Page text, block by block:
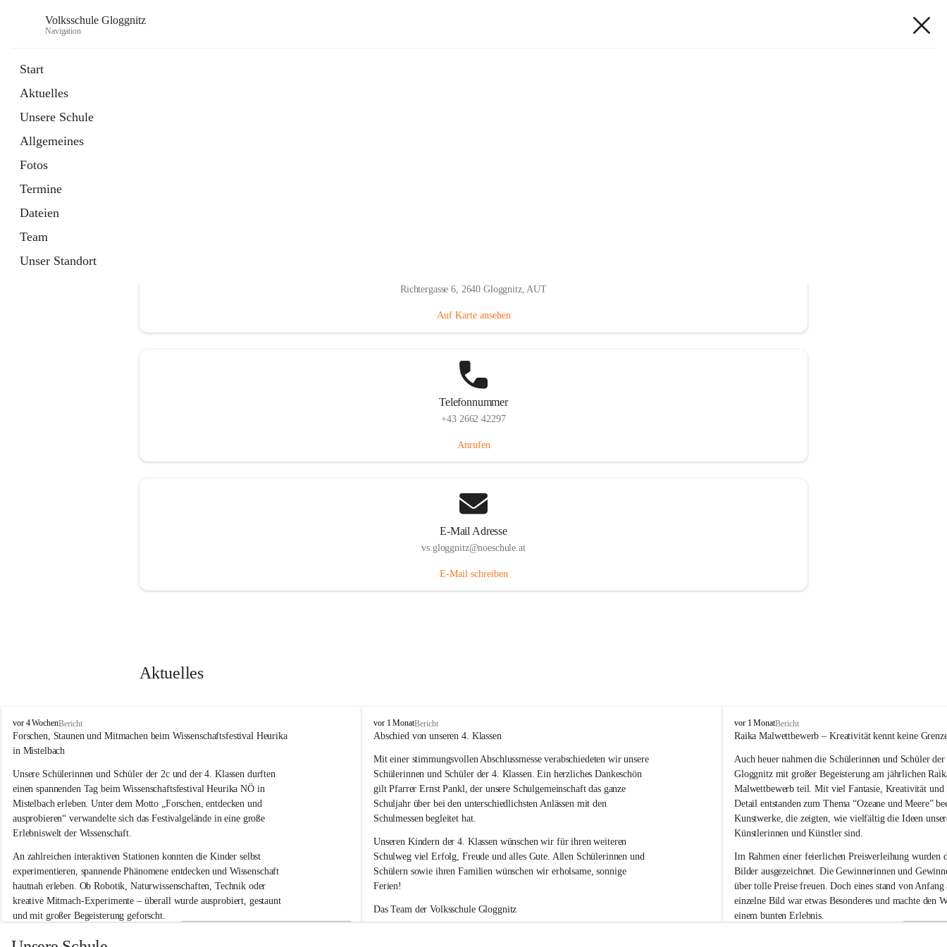
Volksschule Gloggnitz
Navigation
Start
Aktuelles
Unsere Schule
Allgemeines
Fotos
Termine
Dateien
Team
Unser Standort
Richtergasse 6, 2640 Gloggnitz, AUT
Auf Karte ansehen
Telefonnummer
+43 2662 42297
Anrufen
E-Mail Adresse
vs.gloggnitz@noeschule.at
E-Mail schreiben
Aktuelles
V
o
l
s
s
c
u
l
e
G
l
o
g
g
n
i
vor 4 WochenBericht
Forschen, Staunen und Mitmachen beim Wissenschaftsfestival Heurika
in Mistelbach
Unsere Schülerinnen und Schüler der 2c und der 4. Klassen durften
einen spannenden Tag beim Wissenschaftsfestival Heurika NÖ in
Mistelbach erleben. Unter dem Motto „Forschen, entdecken und
ausprobieren“ verwandelte sich das Festivalgelände in eine große
Erlebniswelt der Wissenschaft.
An zahlreichen interaktiven Stationen konnten die Kinder selbst
experimentieren, spannende Phänomene entdecken und Wissenschaft
hautnah erleben. Ob Robotik, Naturwissenschaften, Technik oder
kreative Mitmach-Experimente – überall wurde ausprobiert, gestaunt
und mit großer Begeisterung geforscht.
Besonders beeindruckend war, dass Wissenschaftlerinnen und
V
o
k
s
s
c
h
u
l
e
G
l
o
g
n
vor 1 MonatBericht
Abschied von unseren 4. Klassen
Mit einer stimmungsvollen Abschlussmesse verabschiedeten wir unsere
Schülerinnen und Schüler der 4. Klassen. Ein herzliches Dankeschön
gilt Pfarrer Ernst Pankl, der unsere Schulgemeinschaft das ganze
Schuljahr über bei den unterschiedlichsten Anlässen mit den
Schulmessen begleitet hat.
Unseren Kindern der 4. Klassen wünschen wir für ihren weiteren
Schulweg viel Erfolg, Freude und alles Gute. Allen Schülerinnen und
Schülern sowie ihren Familien wünschen wir erholsame, sonnige
Ferien!
Das Team der Volksschule Gloggnitz
V
o
k
s
s
c
h
u
l
e
G
l
o
g
g
n
vor 1 MonatBericht
Raika Malwettbewerb – Kreativität kennt keine
Auch heuer nahmen die Schülerinnen und Schüler
Gloggnitz mit großer Begeisterung am jährlichen
Malwettbewerb teil. Mit viel Fantasie, Kreativität
Detail entstanden zum Thema “Ozeane und Meere”
Kunstwerke, die zeigten, wie vielfältig die Ideen
Künstlerinnen und Künstler sind.
Im Rahmen einer feierlichen Preisverleihung wurden
Bilder ausgezeichnet. Die Gewinnerinnen und
über tolle Preise freuen. Doch eines stand von Anfang
einzelne Bild war etwas Besonderes und machte den
einem bunten Erlebnis.